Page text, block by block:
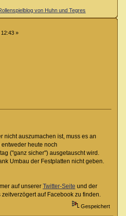
von Huhn und Tegres
12:43 »
nicht auszumachen ist, muss es an
heute noch
("ganz sicher") ausgetauscht wird.
Umbau der Festplatten nicht geben.
auf unserer Twitter-Seite und der
zeitverzögert auf Facebook zu finden.
Gespeichert